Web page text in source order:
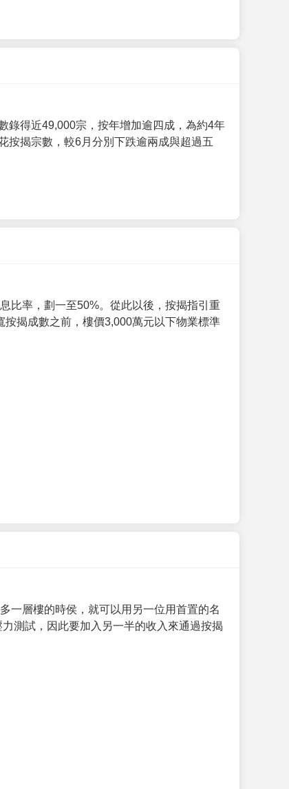
錄得近49,000宗，按年增加逾四成，為約4年
按揭宗數，較6月分別下跌逾兩成與超過五
比率，劃一至50%。從此以後，按揭指引重
揭成數之前，樓價3,000萬元以下物業標準
一層樓的時侯，就可以用另一位用首置的名
測試，因此要加入另一半的收入來通過按揭